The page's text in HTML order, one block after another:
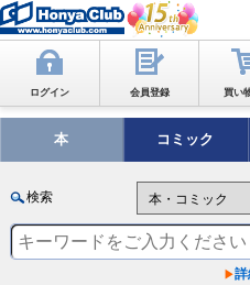
ログイン 会員登録 買い
本 コミック
検索